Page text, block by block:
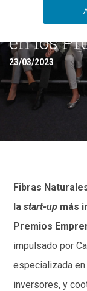
más
en los
23/03/2023
Fibras
lastart-up más
Premios
impulsado por
especializada
inversores, y